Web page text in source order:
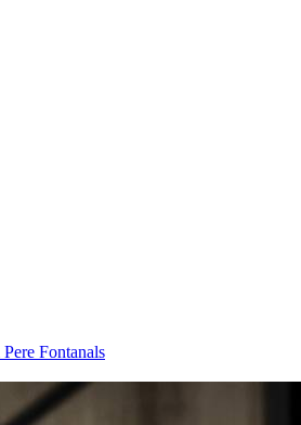
Pere Fontanals